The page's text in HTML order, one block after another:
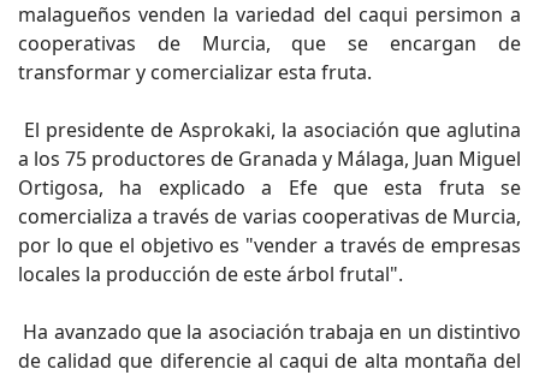
malagueños venden la variedad del caqui persimon a
cooperativas de Murcia, que se encargan de
transformar y comercializar esta fruta.
El presidente de Asprokaki, la asociación que aglutina
a los 75 productores de Granada y Málaga, Juan Miguel
Ortigosa, ha explicado a Efe que esta fruta se
comercializa a través de varias cooperativas de Murcia,
por lo que el objetivo es "vender a través de empresas
locales la producción de este árbol frutal".
Ha avanzado que la asociación trabaja en un distintivo
de calidad que diferencie al caqui de alta montaña del